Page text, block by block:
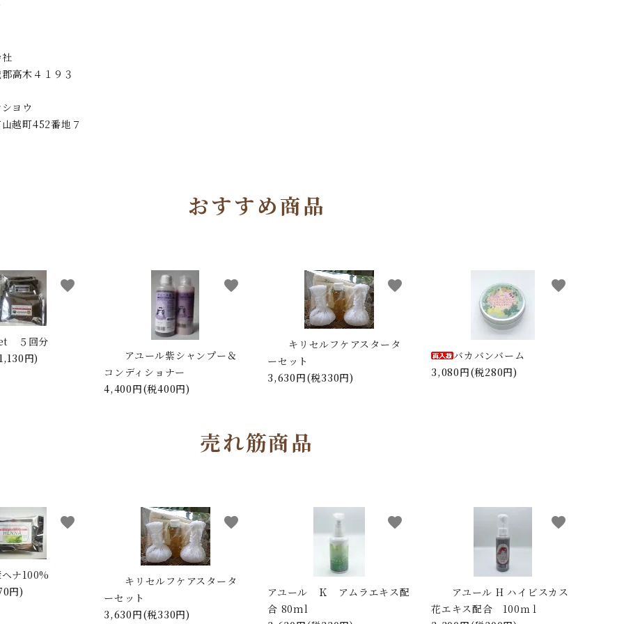
高木４１９３
ヨウ
越町452番地７
おすすめ商品
５回分
円)
favorite
アユール紫シャンプー＆
コンディショナー
4,400円(税400円)
favorite
キリセルフケアスタータ
ーセット
3,630円(税330円)
favorite
バカバンバーム
3,080円(税280円)
favorite
売れ筋商品
ナ100%
円)
favorite
キリセルフケアスタータ
ーセット
3,630円(税330円)
favorite
アユール Ｋ アムラエキス配
合 80ml
favorite
アユール H ハイビスカス
花エキス配合 100ｍｌ
favorite